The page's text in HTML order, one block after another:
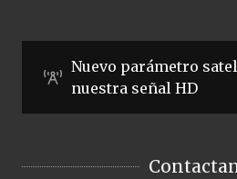
Nuevo parámetro
nuestra señal HD